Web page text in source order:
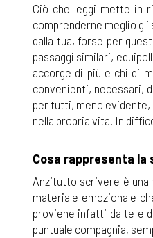
Ciò che leggi mette in
comprenderne meglio gli
dalla tua, forse per
passaggi similari,
accorge di più e chi di
convenienti, necessari,
per tutti, meno evidente,
nella propria vita. In
Cosa rappresenta la
Anzitutto scrivere è
materiale emozionale
proviene infatti da te e
puntuale compagnia,